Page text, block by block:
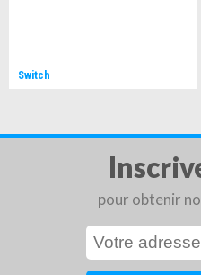
Switch
pour obtenir